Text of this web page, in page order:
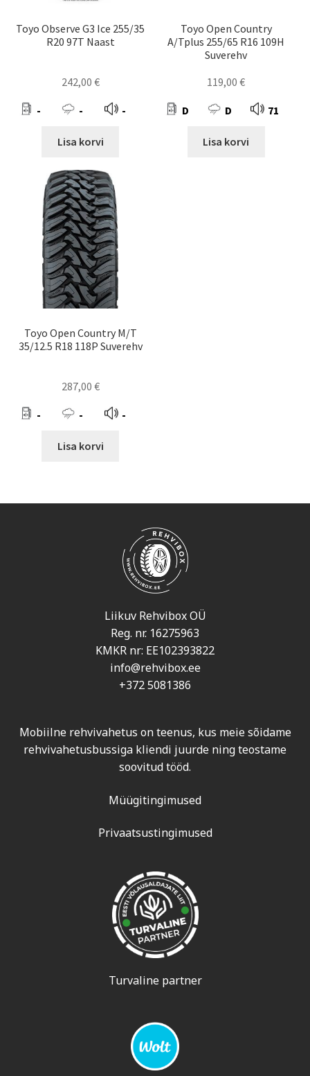
Toyo Observe G3 Ice 255/35
R20 97T Naast
242,00 €
- - -
Lisa korvi
Toyo Open Country
A/Tplus 255/65 R16 109H
Suverehv
119,00€
D D 71
Lisa korvi
Toyo Open Country M/T
35/12.5 R18 118P Suverehv
287,00 €
- - -
Lisa korvi
Liikuv Rehvibox OÜ
Reg. nr. 16275963
KMKR nr: EE102393822
info@rehvibox.ee
+372 5081386
Mobiilne rehvivahetus on teenus, kus meie sõidame
rehvivahetusbussiga kliendi juurde ning teostame
soovitud tööd.
Müügitingimused
Privaatsustingimused
Turvaline partner